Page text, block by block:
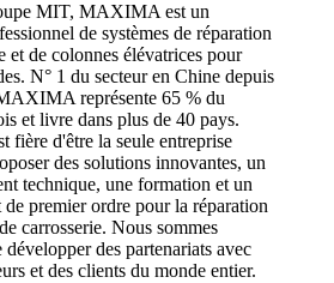
MIT, MAXIMA est un
de systèmes de réparation
et de colonnes élévatrices pour
N° 1 du secteur en Chine depuis
représente 65 % du
et livre dans plus de 40 pays.
d'être la seule entreprise
des solutions innovantes, un
technique, une formation et un
premier ordre pour la réparation
carrosserie. Nous sommes
développer des partenariats avec
et des clients du monde entier.